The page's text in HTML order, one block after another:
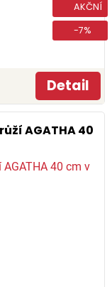
AKČNÍ
-7%
Detail
AGATHA 40